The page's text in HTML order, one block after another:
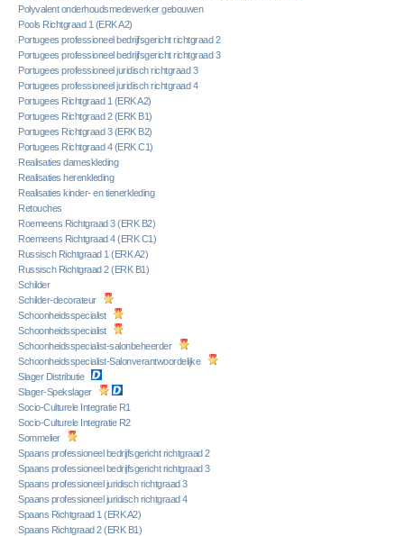
Polyvalent onderhoudsmedewerker gebouwen
Pools Richtgraad 1 (ERK A2)
Portugees professioneel bedrijfsgericht richtgraad 2
Portugees professioneel bedrijfsgericht richtgraad 3
Portugees professioneel juridisch richtgraad 3
Portugees professioneel juridisch richtgraad 4
Portugees Richtgraad 1 (ERK A2)
Portugees Richtgraad 2 (ERK B1)
Portugees Richtgraad 3 (ERK B2)
Portugees Richtgraad 4 (ERK C1)
Realisaties dameskleding
Realisaties herenkleding
Realisaties kinder- en tienerkleding
Retouches
Roemeens Richtgraad 3 (ERK B2)
Roemeens Richtgraad 4 (ERK C1)
Russisch Richtgraad 1 (ERK A2)
Russisch Richtgraad 2 (ERK B1)
Schilder
Schilder-decorateur
Schoonheidsspecialist
Schoonheidsspecialist
Schoonheidsspecialist-salonbeheerder
Schoonheidsspecialist-Salonverantwoordelijke
Slager Distributie
Slager-Spekslager
Socio-Culturele Integratie R1
Socio-Culturele Integratie R2
Sommelier
Spaans professioneel bedrijfsgericht richtgraad 2
Spaans professioneel bedrijfsgericht richtgraad 3
Spaans professioneel juridisch richtgraad 3
Spaans professioneel juridisch richtgraad 4
Spaans Richtgraad 1 (ERK A2)
Spaans Richtgraad 2 (ERK B1)